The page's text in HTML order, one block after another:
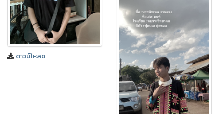
ดาวน์โหลด